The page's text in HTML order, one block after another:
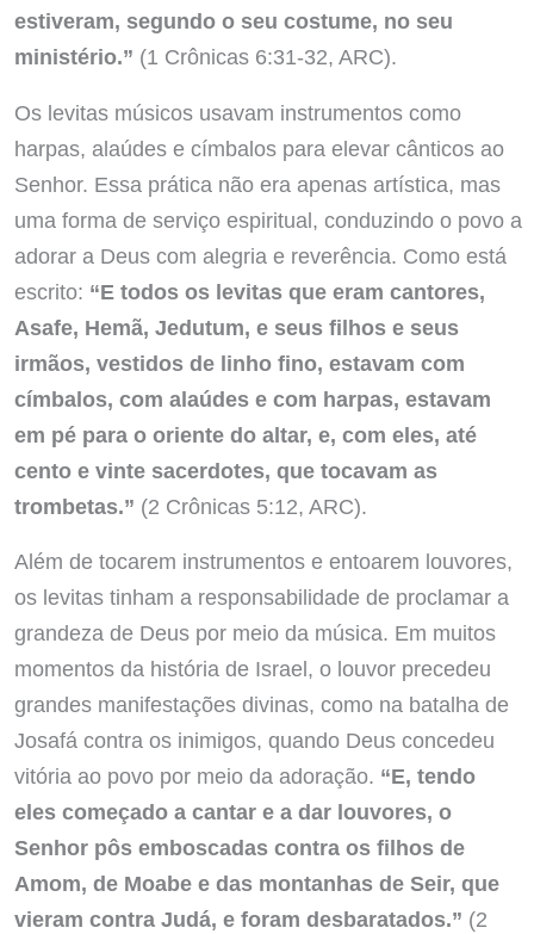
estiveram, segundo o seu costume, no seu
ministério.” (1 Crônicas 6:31-32, ARC).
Os levitas músicos usavam instrumentos como
harpas, alaúdes e címbalos para elevar cânticos ao
Senhor. Essa prática não era apenas artística, mas
uma forma de serviço espiritual, conduzindo o povo a
adorar a Deus com alegria e reverência. Como está
escrito: “E todos os levitas que eram cantores,
Asafe, Hemã, Jedutum, e seus filhos e seus
irmãos, vestidos de linho fino, estavam com
címbalos, com alaúdes e com harpas, estavam
em pé para o oriente do altar, e, com eles, até
cento e vinte sacerdotes, que tocavam as
trombetas.” (2 Crônicas 5:12, ARC).
Além de tocarem instrumentos e entoarem louvores,
os levitas tinham a responsabilidade de proclamar a
grandeza de Deus por meio da música. Em muitos
momentos da história de Israel, o louvor precedeu
grandes manifestações divinas, como na batalha de
Josafá contra os inimigos, quando Deus concedeu
vitória ao povo por meio da adoração. “E, tendo
eles começado a cantar e a dar louvores, o
Senhor pôs emboscadas contra os filhos de
Amom, de Moabe e das montanhas de Seir, que
vieram contra Judá, e foram desbaratados.” (2